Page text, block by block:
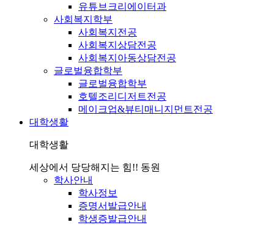
유튜브크리에이터과
사회복지학부
사회복지전공
사회복지상담전공
사회복지아동상담전공
글로벌융합학부
글로벌융합학부
호텔조리디저트전공
메이크업&뷰티매니지먼트전공
대학생활
대학생활
세상에서 당당해지는 힘!! 동원
학사안내
학사정보
증명서발급안내
학생증발급안내